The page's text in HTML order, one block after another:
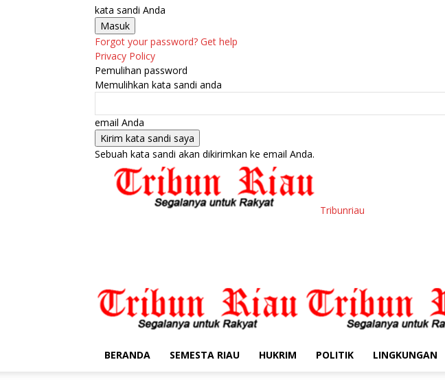
kata sandi Anda
Forgot your password? Get help
Privacy Policy
Pemulihan password
Memulihkan kata sandi anda
email Anda
Sebuah kata sandi akan dikirimkan ke email Anda.
Tribunriau
BERANDA SEMESTA RIAU HUKRIM POLITIK LINGKUNGAN